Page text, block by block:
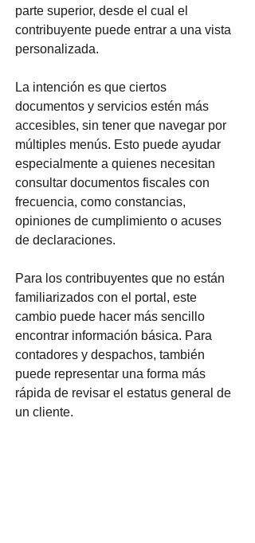
parte superior, desde el cual el
contribuyente puede entrar a una vista
personalizada.
La intención es que ciertos
documentos y servicios estén más
accesibles, sin tener que navegar por
múltiples menús. Esto puede ayudar
especialmente a quienes necesitan
consultar documentos fiscales con
frecuencia, como constancias,
opiniones de cumplimiento o acuses
de declaraciones.
Para los contribuyentes que no están
familiarizados con el portal, este
cambio puede hacer más sencillo
encontrar información básica. Para
contadores y despachos, también
puede representar una forma más
rápida de revisar el estatus general de
un cliente.